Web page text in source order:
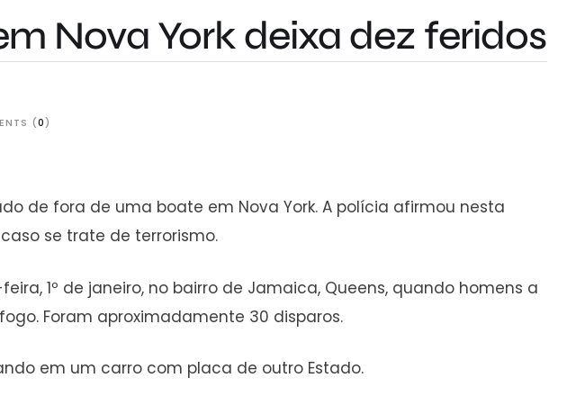
Nova York deixa dez feridos
(0)
de fora de uma boate em Nova York. A polícia afirmou nesta
se trate de terrorismo.
1º de janeiro, no bairro de Jamaica, Queens, quando homens a
Foram aproximadamente 30 disparos.
em um carro com placa de outro Estado.